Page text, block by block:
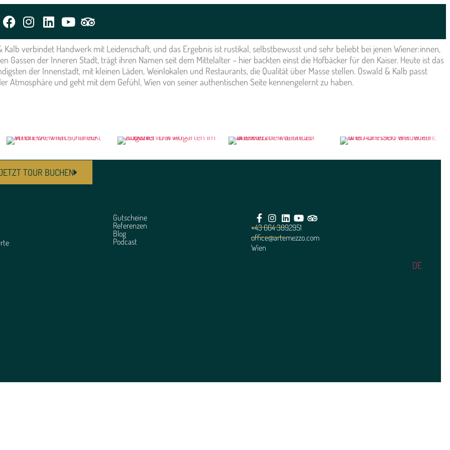
verbindet Handwerk mit Leidenschaft, und das Ergebnis ist rustikal, selbstbewusst und sehr beliebt bei jenen Wiener:innen,
Gassen der Inneren Stadt, trägt ihren Namen seit dem Mittelalter – hier backten einst die Hofbäcker für den Kaiser. Heute ist das
der Innenstadt, mit kleinen Läden, Weinlokalen und Restaurants, die Qualität über Masse stellen. Oswald & Kalb passt
Atmosphäre und geht mit dem Gefühl, Wien von seiner authentischen Seite kennengelernt zu haben.
TOUR BUCHEN
Gutscheine
Referenzen
Blog
Podcast
+43 664 3892951
office@artemezzo.com
Wien
DE